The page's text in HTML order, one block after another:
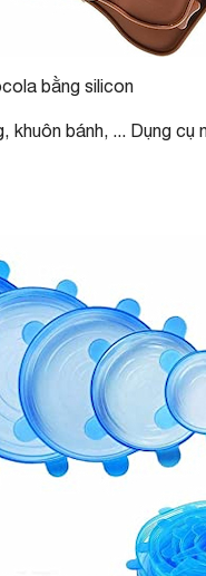
bằng silicon
bánh, ... Dụng